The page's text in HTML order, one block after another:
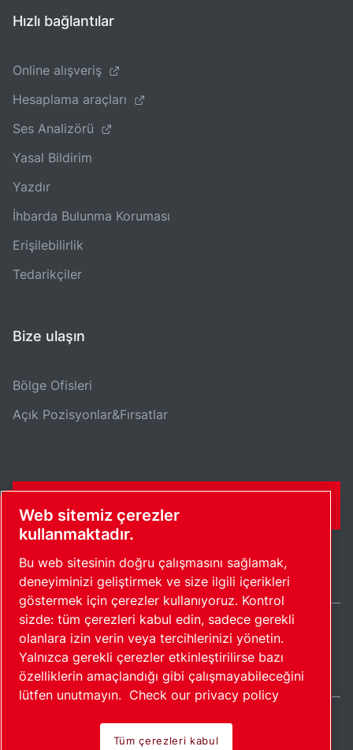
Hızlı bağlantılar
Online alışveriş
Hesaplama araçları
Ses Analizörü
Yasal Bildirim
Yazdır
İhbarda Bulunma Koruması
Erişilebilirlik
Tedarikçiler
Bize ulaşın
Bölge Ofisleri
Açık Pozisyonlar&Fırsatlar
Site haritasıÇerezleri yönet© 2026 Telif Hakkı.
Turkey / TR
Web sitemiz çerezler
kullanmaktadır.
Bu web sitesinin doğru çalışmasını sağlamak,
deneyiminizi geliştirmek ve size ilgili içerikleri
göstermek için çerezler kullanıyoruz. Kontrol
sizde: tüm çerezleri kabul edin, sadece gerekli
olanlara izin verin veya tercihlerinizi yönetin.
Yalnızca gerekli çerezler etkinleştirilirse bazı
özelliklerin amaçlandığı gibi çalışmayabileceğini
lütfen unutmayın. Check our privacy policy
Tüm çerezleri kabul